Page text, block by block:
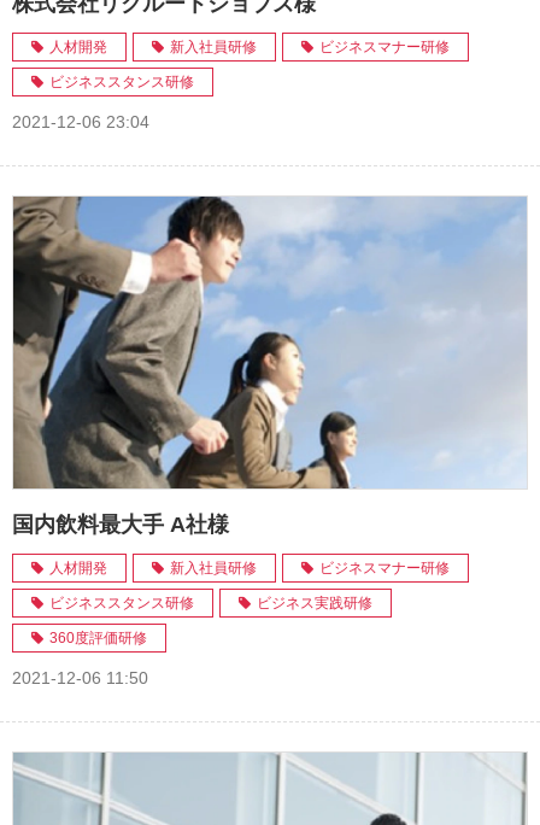
人材開発 新入社員研修 ビジネスマナー研修
ビジネススタンス研修
2021-12-06 23:04
国内飲料最大手 A社様
人材開発 新入社員研修 ビジネスマナー研修
ビジネススタンス研修 ビジネス実践研修
360度評価研修
2021-12-06 11:50